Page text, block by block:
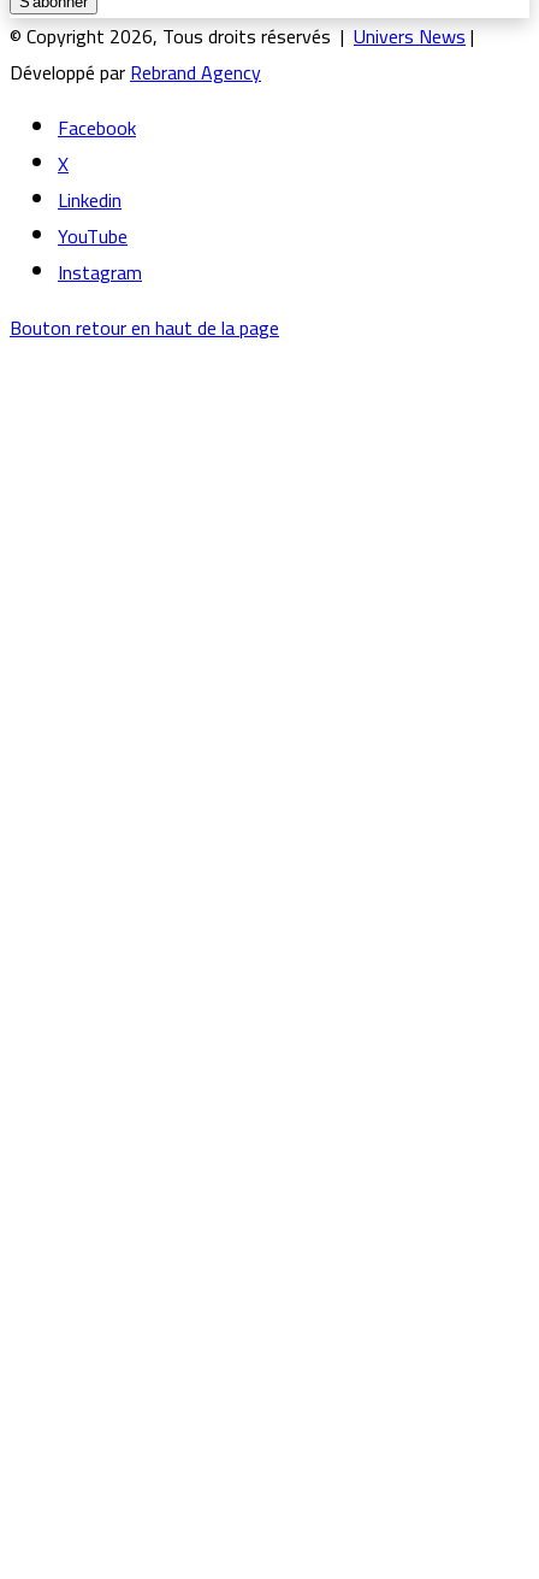
© Copyright 2026, Tous droits réservés |Univers News|
Développé parRebrand Agency
Facebook
X
Linkedin
YouTube
Instagram
Bouton retour en haut de la page